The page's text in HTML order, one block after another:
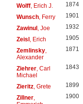
Wolff, Erich J. 1874
Wunsch, Ferry 1901
Zawinul, Joe 1932
Zeisl, Erich 1905
Zemlinsky,
Alexander
1871
Ziehrer, Carl
Michael
1843
Zieritz, Grete 1899
Zillner,
1900